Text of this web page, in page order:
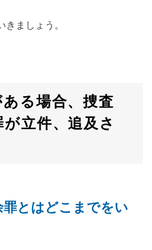
ましょう。
る場合、捜査
立件、追及さ
罪とはどこまでをい